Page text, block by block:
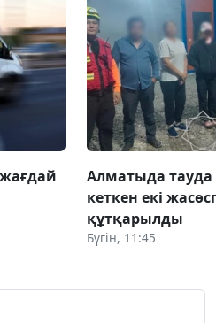
Алматыда
кеткен екі
құтқарылды
Бүгін, 11:45